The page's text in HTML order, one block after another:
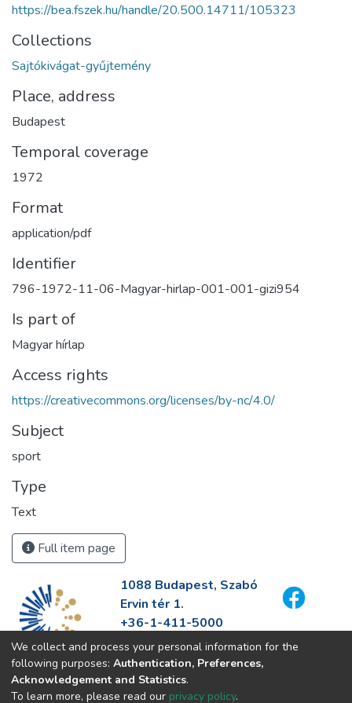
https://bea.fszek.hu/handle/20.500.14711/105323
Collections
Sajtókivágat-gyűjtemény
Place, address
Budapest
Temporal coverage
1972
Format
application/pdf
Identifier
796-1972-11-06-Magyar-hirlap-001-001-gizi954
Is part of
Magyar hírlap
Access rights
https://creativecommons.org/licenses/by-nc/4.0/
Subject
sport
Type
Text
Full item page
1088 Budapest, Szabó
Ervin tér 1.
+36-1-411-5000
info@fszek.hu
https://fszek.hu
We collect and process your personal information for the
following purposes: Authentication, Preferences,
Acknowledgement and Statistics.
To learn more, please read our privacy policy.